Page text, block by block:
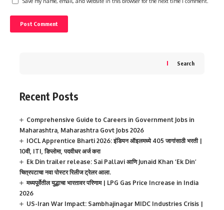
Search
Recent Posts
Comprehensive Guide to Careers in Government Jobs in
Maharashtra, Maharashtra Govt Jobs 2026
IOCL Apprentice Bharti 2026: इंडियन ऑइलमध्ये 405 जागांसाठी भरती |
10वी, ITI, डिप्लोमा, पदवीधर अर्ज करा
Ek Din trailer release: Sai Pallavi आणि Junaid Khan ‘Ek Din’
चित्रपटाचा नवा पोस्टर रिलीज ट्रेलर आला.
मध्यपूर्वेतील युद्धाचा भारतावर परिणाम | LPG Gas Price Increase in India
2026
US-Iran War Impact: Sambhajinagar MIDC Industries Crisis |